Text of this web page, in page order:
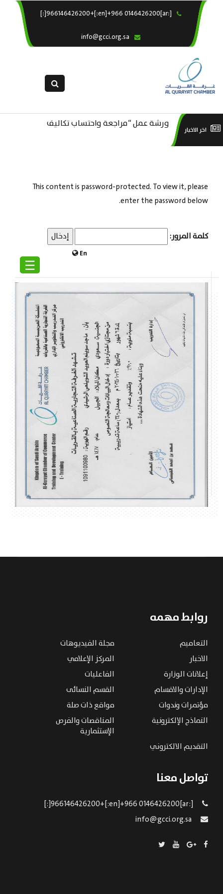
[:ar]966146426200+[:en]+966 0146426200[:]
En
☰
×
خدماتنا
التقديم الالكترونى
اخر الاخبار
ورشة عمل “مراجعة واحتساب تكاليف
This content is password-protected. To view it, please
enter the password below.
كلمة المرور:
روابط مهمه
التعاميم
مجلة الفيديوهات
الاخبار
المركز الإعلامي
إعلانات الوزارة
الفاعليات
الإدارات والاقسام
القسم النسائى
مؤتمرات وندوات
مواقع ذات صلة
النماذج الإلكترونية
المناقصات والفرص
الإستثمارية
التقديم الالكتروني
تواصل معنا
[:ar]966146426200+[:en]+966 0146426200[:]